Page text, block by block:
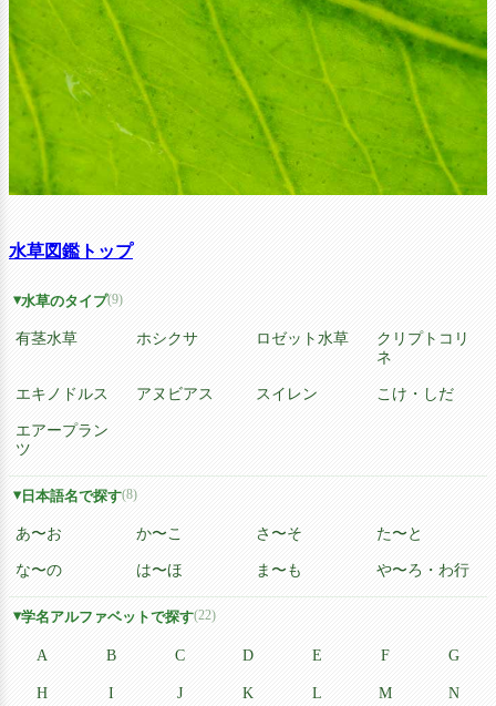
水草図鑑トップ
水草のタイプ(9)
有茎水草 ホシクサ ロゼット水草
クリプトコリ
ネ
エキノドルス アヌビアス スイレン こけ・しだ
エアープラン
ツ
日本語名で探す(8)
あ〜お か〜こ さ〜そ た〜と
な〜の は〜ほ ま〜も や〜ろ・わ行
学名アルファベットで探す(22)
A B C D E F G
H I J K L M N